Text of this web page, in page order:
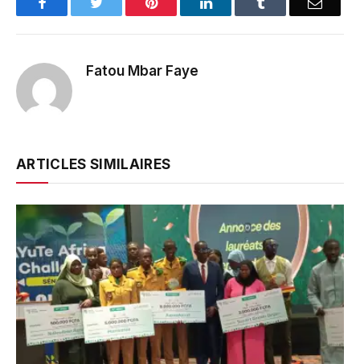
Fatou Mbar Faye
ARTICLES SIMILAIRES